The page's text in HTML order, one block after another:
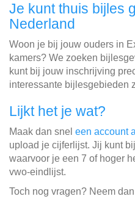
Je kunt thuis bijles
Nederland
Woon je bij jouw ouders in
kamers? We zoeken
kunt bij jouw inschrijving
interessante bijlesgebieden
Lijkt het je wat?
Maak dan snel een account
upload je cijferlijst. Jij kunt
waarvoor je een 7 of hoger
vwo-eindlijst.
Toch nog vragen? Neem dan